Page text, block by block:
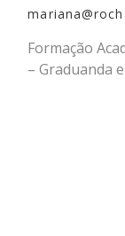
Formação
– Graduanda